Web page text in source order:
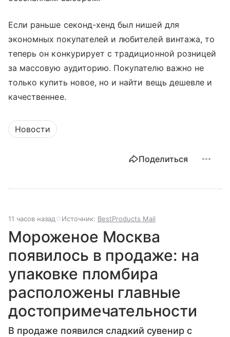
Если раньше секонд-хенд был нишей для
экономных покупателей и любителей винтажа, то
теперь он конкурирует с традиционной розницей
за массовую аудиторию. Покупателю важно не
только купить новое, но и найти вещь дешевле и
качественнее.
Новости
Поделиться
11 часов назад Источник: BestProducts Mail
Мороженое Москва
появилось в продаже: на
упаковке пломбира
расположены главные
достопримечательности
В продаже появился сладкий сувенир с